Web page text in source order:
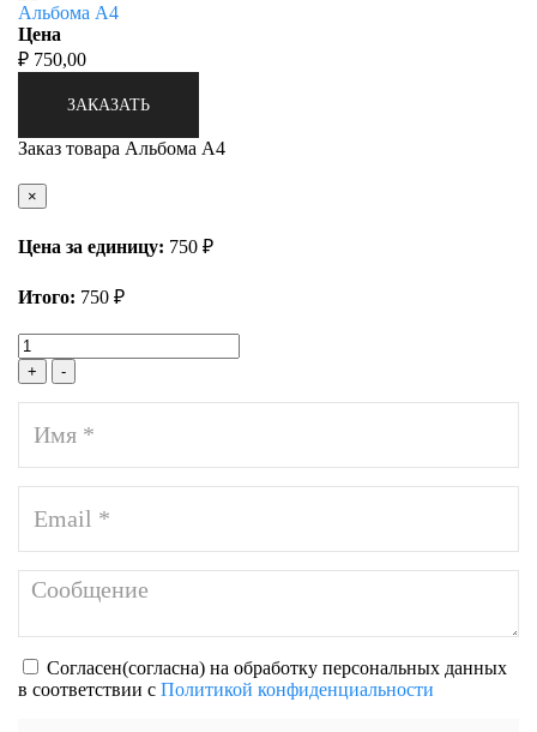
Альбома А4
Цена
₽ 750,00
ЗАКАЗАТЬ
Заказ товара Альбома А4
×
Цена за единицу: 750 ₽
Итого: 750 ₽
+ -
Согласен(согласна) на обработку персональных данных
в соответствии с Политикой конфиденциальности